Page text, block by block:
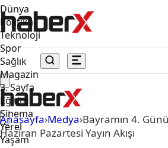
Dünya
Politika
Teknoloji
Spor
Sağlık
Magazin
3. Sayfa
Eğitim
Sinema
Yerel
Yaşam
Anasayfa›Medya›Bayramın 4.
Haziran Pazartesi Yayın Akışı